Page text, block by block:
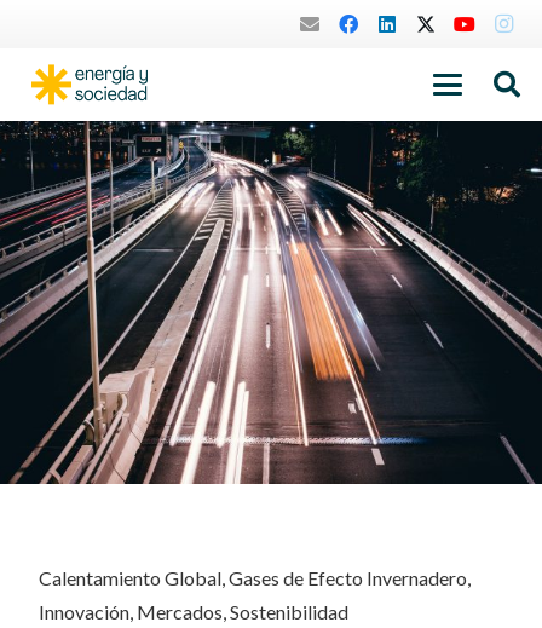
Calentamiento Global,Gases de Efecto Invernadero,
Innovación, Mercados,Sostenibilidad